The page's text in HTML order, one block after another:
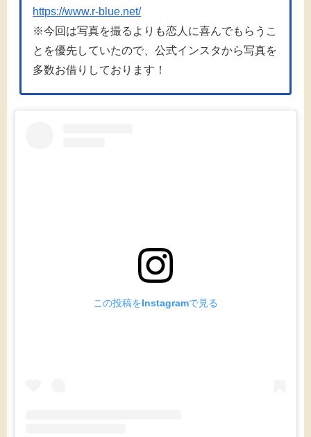
https://www.r-blue.net/
※今回は写真を撮るよりも恋人に喜んでもらうこ
とを優先していたので、公式インスタから写真を
多数お借りしております！
この投稿をInstagramで見る